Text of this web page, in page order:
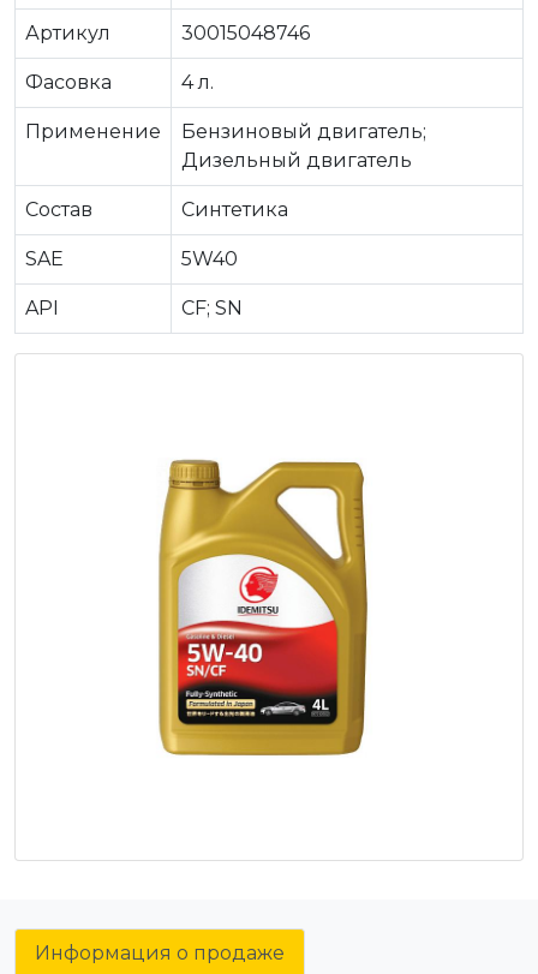
Артикул 30015048746
Фасовка 4 л.
Применение
Бензиновый двигатель;
Дизельный двигатель
Состав Синтетика
SAE 5W40
API CF; SN
Информация о продаже